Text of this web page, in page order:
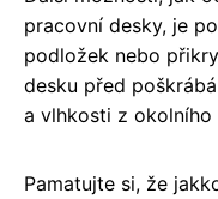
pracovní desky, je
podložek nebo
desku před
a vlhkosti z okolního
Pamatujte si, že